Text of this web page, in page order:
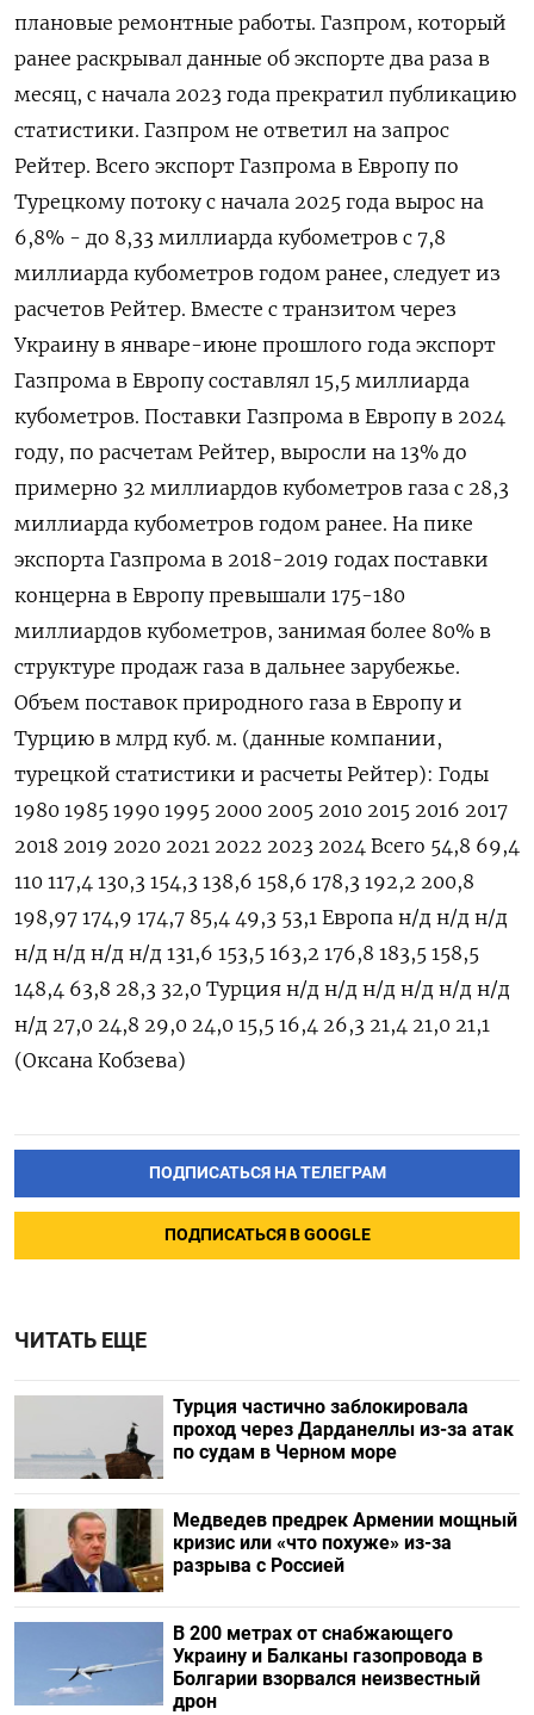
плановые ремонтные работы. Газпром, который
ранее раскрывал данные об экспорте два раза в
месяц, с начала 2023 года прекратил публикацию
статистики. Газпром не ответил на запрос
Рейтер. Всего экспорт Газпрома в Европу по
Турецкому потоку с начала 2025 года вырос на
6,8% - до 8,33 миллиарда кубометров с 7,8
миллиарда кубометров годом ранее, следует из
расчетов Рейтер. Вместе с транзитом через
Украину в январе-июне прошлого года экспорт
Газпрома в Европу составлял 15,5 миллиарда
кубометров. Поставки Газпрома в Европу в 2024
году, по расчетам Рейтер, выросли на 13% до
примерно 32 миллиардов кубометров газа с 28,3
миллиарда кубометров годом ранее. На пике
экспорта Газпрома в 2018-2019 годах поставки
концерна в Европу превышали 175-180
миллиардов кубометров, занимая более 80% в
структуре продаж газа в дальнее зарубежье.
Объем поставок природного газа в Европу и
Турцию в млрд куб. м. (данные компании,
турецкой статистики и расчеты Рейтер): Годы
1980 1985 1990 1995 2000 2005 2010 2015 2016 2017
2018 2019 2020 2021 2022 2023 2024 Всего 54,8 69,4
110 117,4 130,3 154,3 138,6 158,6 178,3 192,2 200,8
198,97 174,9 174,7 85,4 49,3 53,1 Европа н/д н/д н/д
н/д н/д н/д н/д 131,6 153,5 163,2 176,8 183,5 158,5
148,4 63,8 28,3 32,0 Турция н/д н/д н/д н/д н/д н/д
н/д 27,0 24,8 29,0 24,0 15,5 16,4 26,3 21,4 21,0 21,1
(Оксана Кобзева)
ПОДПИСАТЬСЯ НА ТЕЛЕГРАМ
ПОДПИСАТЬСЯ В GOOGLE
ЧИТАТЬ ЕЩЕ
Турция частично заблокировала
проход через Дарданеллы из-за атак
по судам в Черном море
Медведев предрек Армении мощный
кризис или «что похуже» из-за
разрыва с Россией
В 200 метрах от снабжающего
Украину и Балканы газопровода в
Болгарии взорвался неизвестный
дрон